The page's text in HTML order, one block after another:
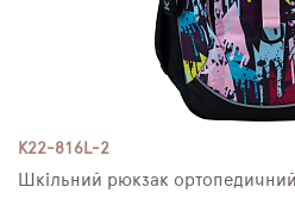
K22-816L-2
Шкільний рюкзак